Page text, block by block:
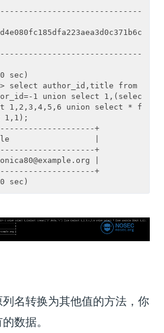
sec)
select author_id,title from
1 union select 1,(selec
1,2,3,4,5,6 union select * f
1,1);
+
|
+
|
+
名转换为其他值的方法，你
数据。